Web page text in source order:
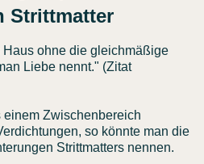
Strittmatter
ohne die gleichmäßige
Liebe nennt." (Zitat
Zwischenbereich
so könnte man die
Strittmatters nennen.